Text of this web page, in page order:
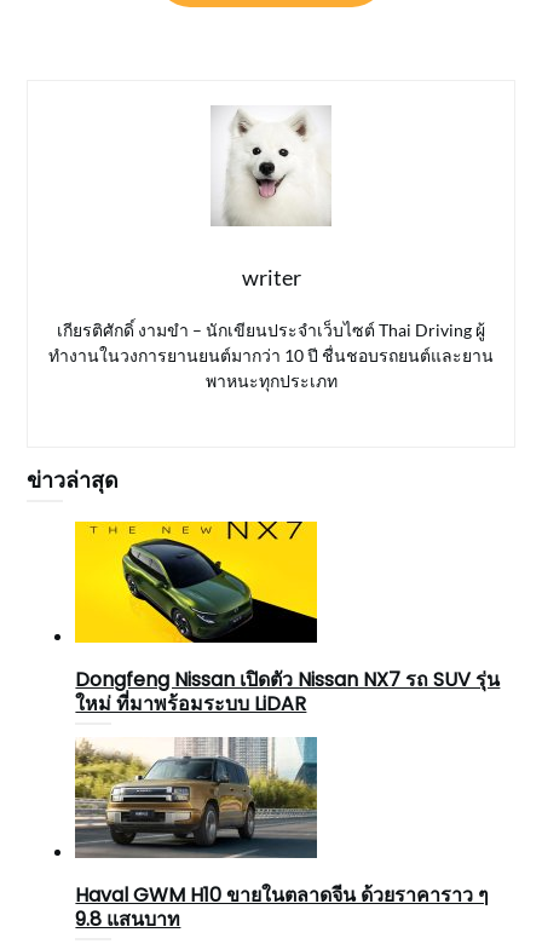
writer
เกียรติศักดิ์ งามขำ – นักเขียนประจำเว็บไซต์ Thai Driving ผู้
ทำงานในวงการยานยนต์มากว่า 10 ปี ชื่นชอบรถยนต์และยาน
พาหนะทุกประเภท
ข่าวล่าสุด
Dongfeng Nissan เปิดตัว Nissan NX7 รถ SUV รุ่น
ใหม่ ที่มาพร้อมระบบ LiDAR
Haval GWM H10 ขายในตลาดจีน ด้วยราคาราว ๆ
9.8 แสนบาท